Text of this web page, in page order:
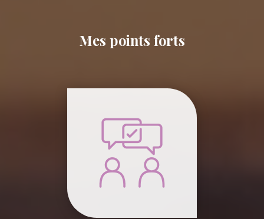
Mes points forts